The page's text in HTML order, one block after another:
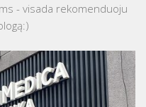
- visada rekomenduoju